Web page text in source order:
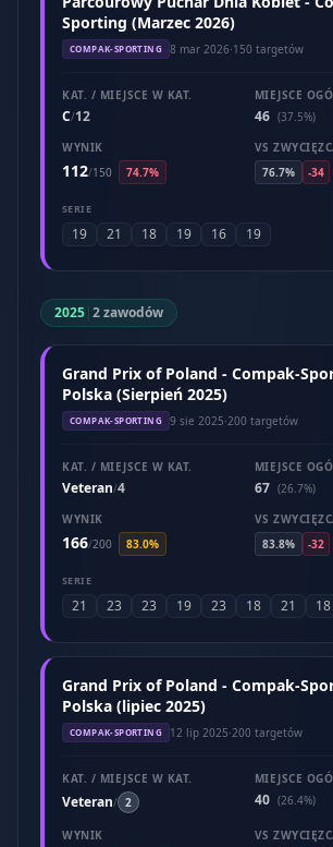
Sporting (Marzec 2026)
COMPAK-SPORTING 8 mar 2026·150 targetów
KAT. / MIEJSCE W KAT.
C/12
MIEJSCE
46 (37.5%)
WYNIK
112/150 74.7%
VS
76.7%
-34
SERIE
19 21 18 19 16 19
2025|2 zawodów
Grand Prix of Poland - Compak-
Polska (Sierpień 2025)
COMPAK-SPORTING 9 sie 2025·200 targetów
KAT. / MIEJSCE W KAT.
Veteran/4
MIEJSCE
67 (26.7%)
WYNIK
166/200 83.0%
VS
83.8%
-32
SERIE
21 23 23 19 23 18 21 18
Grand Prix of Poland - Compak-
Polska (lipiec 2025)
COMPAK-SPORTING 12 lip 2025·200 targetów
KAT. / MIEJSCE W KAT.
Veteran/ 2
MIEJSCE
40 (26.4%)
WYNIK
VS